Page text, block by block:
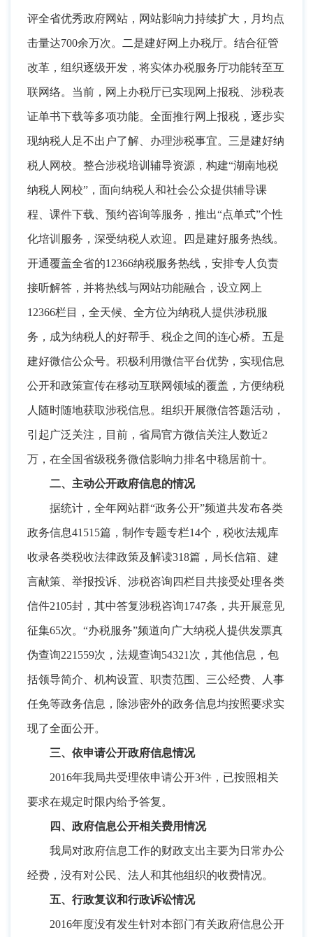
评全省优秀政府网站 ， 网站影响力持续扩大，月均点
击量达700余万次。 二是建好网上办税厅。结合征管
改革 ， 组织逐级开发，将实体办税服务厅功能转至互
联网络。 当前，网上办税厅已实现网上报税、涉税表
证单书下载等多项功能。 全面推行网上报税，逐步实
现纳税人足不出户了解、办理涉税事宜。 三是建好纳
税人网校。整合涉税培训辅导资源 ， 构建“湖南地税
纳税人网校”，面向纳税人和社会公众提供辅导课
程、课件下载、预约咨询等服务 ， 推出“点单式”个性
化培训服务，深受纳税人欢迎 。 四是建好服务热线。
开通覆盖全省的12366纳税服务热线 ， 安排专人负责
接听解答，并将热线与网站功能融合 ， 设立网上
12366栏目，全天候、全方位为纳税人提供涉税服
务 ， 成为纳税人的好帮手、税企之间的连心桥。五是
建好微信公众号。 积极利用微信平台优势，实现信息
公开和政策宣传在移动互联网领域的覆盖 ， 方便纳税
人随时随地获取涉税信息。组织开展微信答题活动 ，
引起广泛关注，目前 ， 省局官方微信关注人数近2
万，在全国省级税务微信影响力排名中稳居前十。
二、主动公开政府信息的情况
据统计 ， 全年网站群“政务公开”频道共发布各类
政务信息41515篇，制作专题专栏14个 ， 税收法规库
收录各类税收法律政策及解读318篇，局长信箱、建
言献策、举报投诉、涉税咨询四栏目共接受处理各类
信件2105封 ， 其中答复涉税咨询1747条，共开展意见
征集65次。 “办税服务”频道向广大纳税人提供发票真
伪查询221559次，法规查询54321次 ， 其他信息，包
括领导简介、机构设置、职责范围、三公经费、人事
任免等政务信息 ， 除涉密外的政务信息均按照要求实
现了全面公开。
三、依申请公开政府信息情况
2016年我局共受理依申请公开3件 ， 已按照相关
要求在规定时限内给予答复。
四、政府信息公开相关费用情况
我局对政府信息工作的财政支出主要为日常办公
经费 ， 没有对公民、法人和其他组织的收费情况。
五、行政复议和行政诉讼情况
2016年度没有发生针对本部门有关政府信息公开